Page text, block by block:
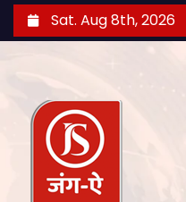
Sat. Aug 8th, 2026